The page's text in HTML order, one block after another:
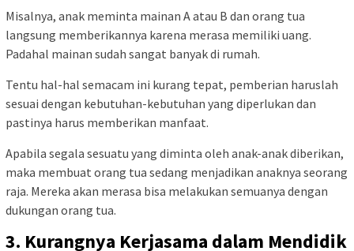
Misalnya, anak meminta mainan A atau B dan orang tua
langsung memberikannya karena merasa memiliki uang.
Padahal mainan sudah sangat banyak di rumah.
Tentu hal-hal semacam ini kurang tepat, pemberian haruslah
sesuai dengan kebutuhan-kebutuhan yang diperlukan dan
pastinya harus memberikan manfaat.
Apabila segala sesuatu yang diminta oleh anak-anak diberikan,
maka membuat orang tua sedang menjadikan anaknya seorang
raja. Mereka akan merasa bisa melakukan semuanya dengan
dukungan orang tua.
3. Kurangnya Kerjasama dalam Mendidik